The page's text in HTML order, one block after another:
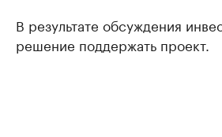
В результате обсуждения
решение поддержать проект.